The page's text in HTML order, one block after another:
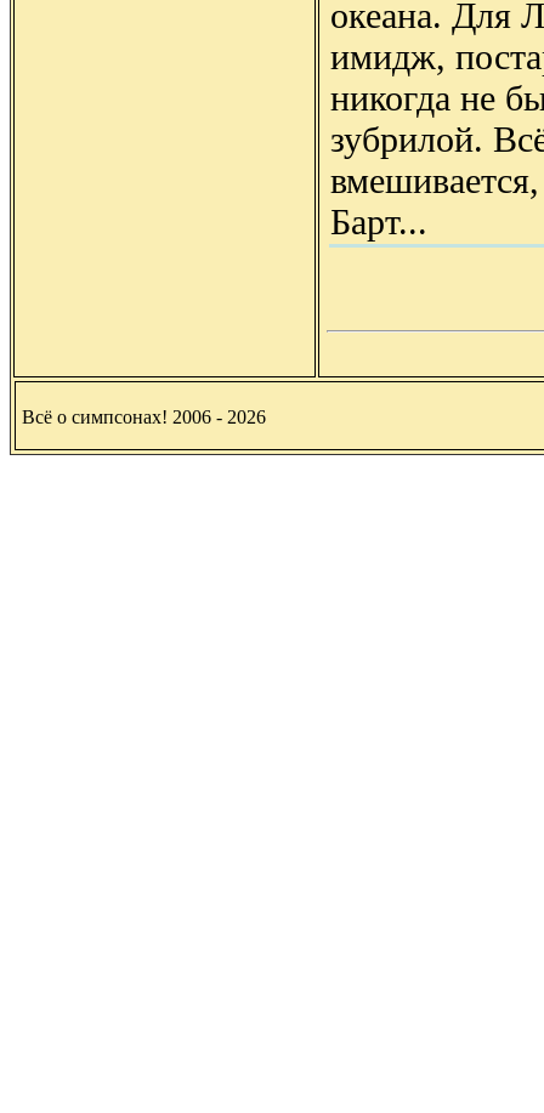
океана. Для
имидж,
никогда не
зубрилой.
Барт...
Всё о симпсонах! 2006 - 2026